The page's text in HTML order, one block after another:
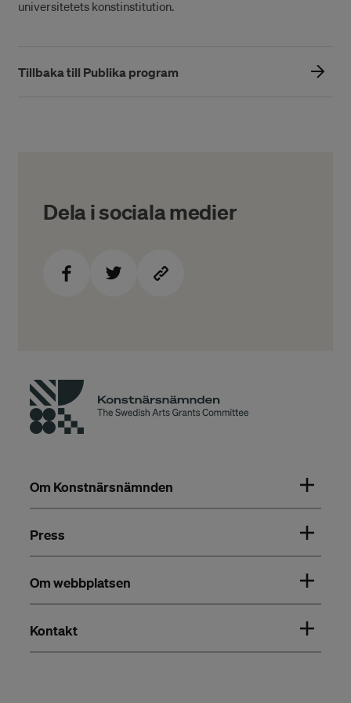
universitetets konstinstitution.
Tillbaka till Publika program
Dela i sociala medier
Om Konstnärsnämnden
Press
Om webbplatsen
Kontakt